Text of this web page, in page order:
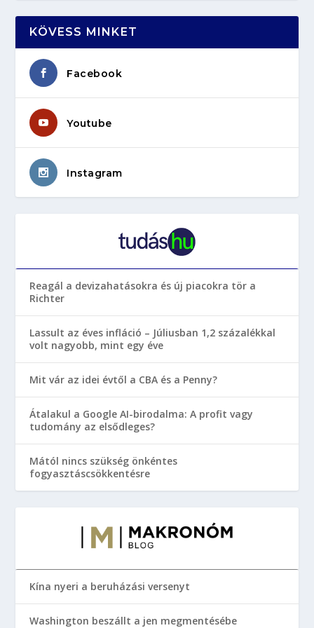
KÖVESS MINKET
Facebook
Youtube
Instagram
Reagál a devizahatásokra és új piacokra tör a
Richter
Lassult az éves infláció – Júliusban 1,2 százalékkal
volt nagyobb, mint egy éve
Mit vár az idei évtől a CBA és a Penny?
Átalakul a Google AI-birodalma: A profit vagy
tudomány az elsődleges?
Mától nincs szükség önkéntes
fogyasztáscsökkentésre
Kína nyeri a beruházási versenyt
Washington beszállt a jen megmentésébe